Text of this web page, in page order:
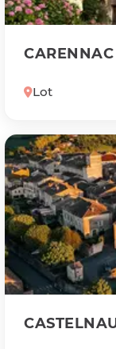
CARENNAC
Lot